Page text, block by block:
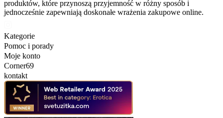
produktów, które przynoszą przyjemność w różny sposób i
jednocześnie zapewniają doskonałe wrażenia zakupowe online.
Kategorie
Pomoc i porady
Moje konto
Corner69
kontakt